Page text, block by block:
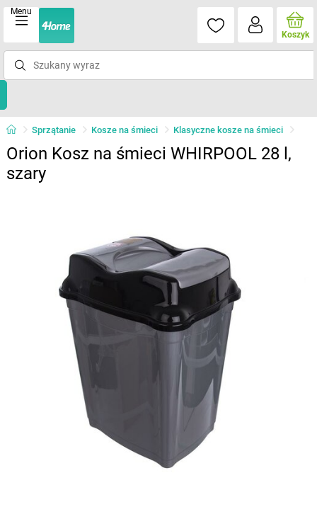
Menu
Koszyk
Sprzątanie Kosze na śmieci Klasyczne kosze na śmieci
Orion Kosz na śmieci WHIRPOOL 28 l,
szary